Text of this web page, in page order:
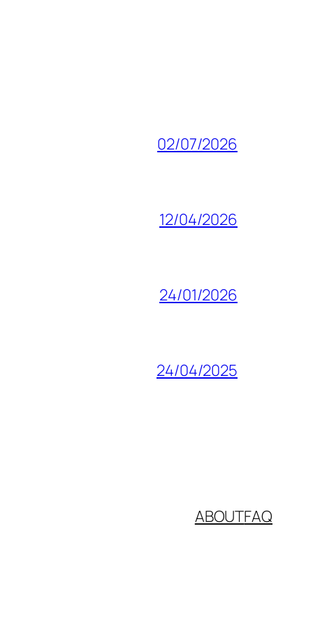
02/07/2026
12/04/2026
24/01/2026
24/04/2025
ABOUTFAQ